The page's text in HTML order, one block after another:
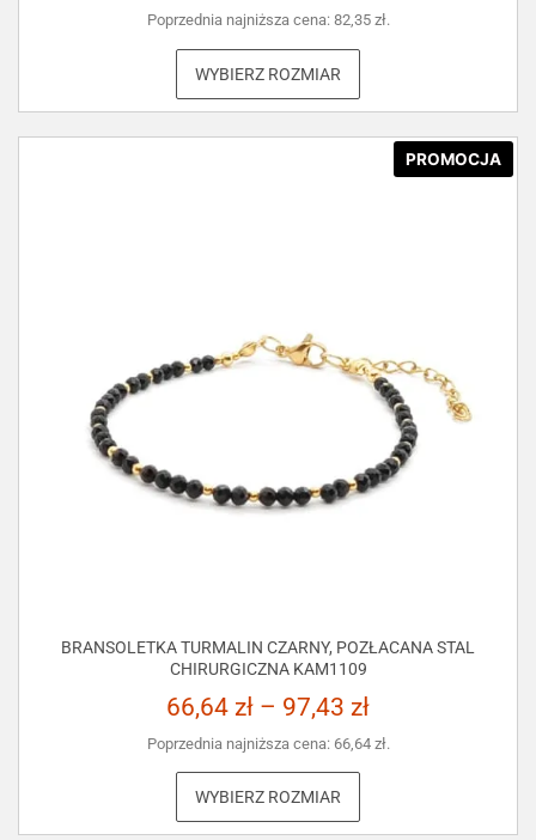
Poprzednia najniższa cena: 82,35 zł.
WYBIERZ ROZMIAR
PROMOCJA
BRANSOLETKA TURMALIN CZARNY, POZŁACANA STAL
CHIRURGICZNA KAM1109
66,64 zł – 97,43 zł
Poprzednia najniższa cena: 66,64 zł.
WYBIERZ ROZMIAR